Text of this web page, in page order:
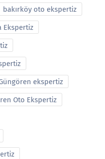
bakırköy oto ekspertiz
Ekspertiz
ekspertiz
Oto Ekspertiz